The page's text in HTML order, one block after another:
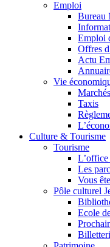
Emploi
Bureau
Emploi
Offres
Actu
Vie
Taxis
Culture & Tourisme
Tourisme
Les
Vous
Pôle culturel
Ecole